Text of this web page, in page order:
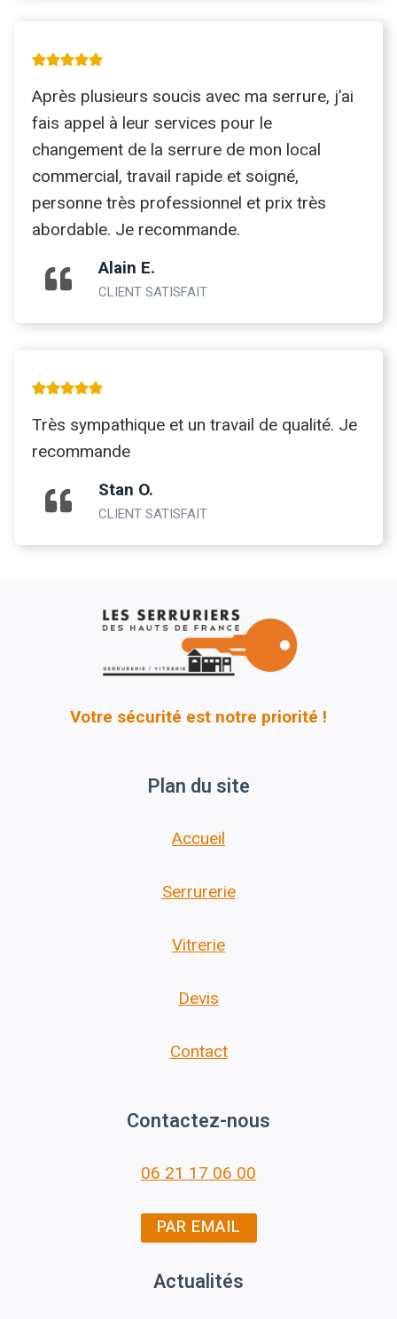
Après plusieurs soucis avec ma serrure, j’ai
fais appel à leur services pour le
changement de la serrure de mon local
commercial, travail rapide et soigné,
personne très professionnel et prix très
abordable. Je recommande.
Alain E.
CLIENT SATISFAIT
Très sympathique et un travail de qualité. Je
recommande
Stan O.
CLIENT SATISFAIT
Votre sécurité est notre priorité !
Plan du site
Accueil
Serrurerie
Vitrerie
Devis
Contact
Contactez-nous
06 21 17 06 00
PAR EMAIL
Actualités